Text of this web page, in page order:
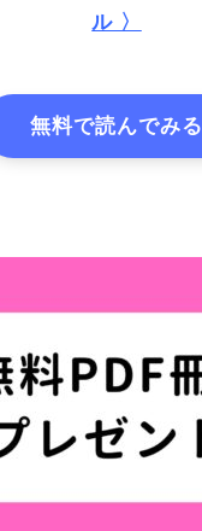
ル 〉
無料で読んでみる